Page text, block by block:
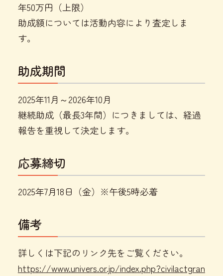
年50万円（上限）
助成額については活動内容により査定しま
す。
助成期間
2025年11月～2026年10月
継続助成（最長3年間）につきましては、経過
報告を重視して決定します。
応募締切
2025年7月18日（金）※午後5時必着
備考
詳しくは下記のリンク先をご覧ください。
https://www.univers.or.jp/index.php?civilactgran